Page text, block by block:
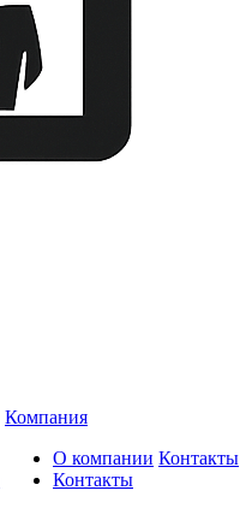
Компания
О компании
Контакты
Контакты